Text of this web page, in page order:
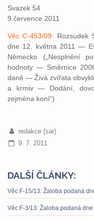
Svazek 54
9.července 2011
Věc C-453/09: Rozsudek
dne 12. května 2011 —
Německo („Nesplnění
hodnoty — Směrnice
daně — Živá zvířata
a krmiv — Dodání,
zejména koní“)
redakce (sar)
9. 7. 2011
DALŠÍ ČLÁNKY:
Věc F-15/13: Žaloba podaná
Věc F-3/13: Žaloba podaná